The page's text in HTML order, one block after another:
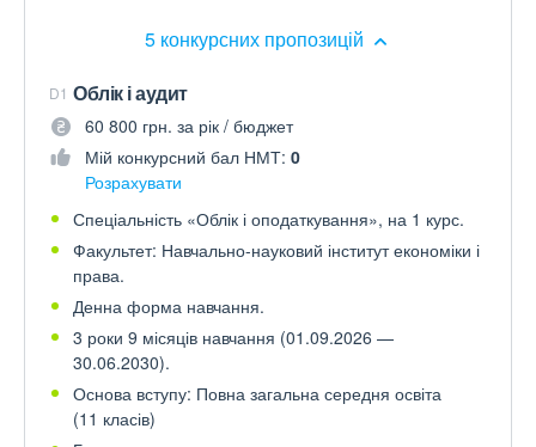
5 конкурсних пропозицій
D1 Облік і аудит
60 800 грн. за рік / бюджет
Мій конкурсний бал НМТ: 0
Розрахувати
Спеціальність «Облік і оподаткування», на 1 курс.
Факультет: Навчально-науковий інститут економіки і
права.
Денна форма навчання.
3 роки 9 місяців навчання (01.09.2026 —
30.06.2030).
Основа вступу: Повна загальна середня освіта
(11 класів)